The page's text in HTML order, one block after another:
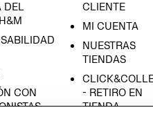
DEL
CON
CLIENTE
MI CUENTA
NUESTRAS
TIENDAS
- RETIRO EN
TIENDA